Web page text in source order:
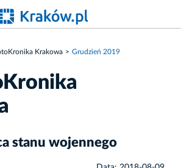
Krakowa Grudzień 2019
stanu wojennego